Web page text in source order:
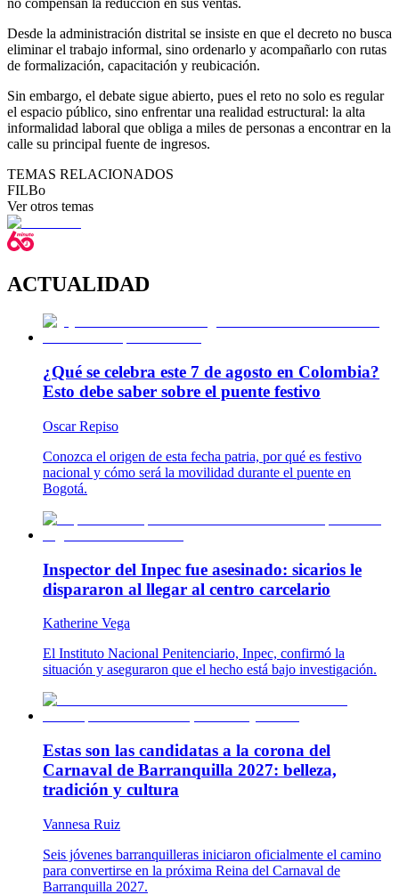
Desde la administración distrital se insiste en que el decreto no busca
eliminar el trabajo informal, sino ordenarlo y acompañarlo con rutas
de formalización, capacitación y reubicación.
Sin embargo, el debate sigue abierto, pues el reto no solo es regular
el espacio público, sino enfrentar una realidad estructural: la alta
informalidad laboral que obliga a miles de personas a encontrar en la
calle su principal fuente de ingresos.
TEMAS RELACIONADOS
FILBo
Ver otros temas
ACTUALIDAD
¿Qué se celebra este 7 de agosto en Colombia?
Esto debe saber sobre el puente festivo
Oscar Repiso
Conozca el origen de esta fecha patria, por qué es festivo
nacional y cómo será la movilidad durante el puente en
Bogotá.
Inspector del Inpec fue asesinado: sicarios le
dispararon al llegar al centro carcelario
Katherine Vega
El Instituto Nacional Penitenciario, Inpec, confirmó la
situación y aseguraron que el hecho está bajo investigación.
Estas son las candidatas a la corona del
Carnaval de Barranquilla 2027: belleza,
tradición y cultura
Vannesa Ruiz
Seis jóvenes barranquilleras iniciaron oficialmente el camino
para convertirse en la próxima Reina del Carnaval de
Barranquilla 2027.